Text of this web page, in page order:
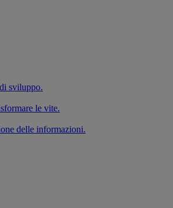
sviluppo.
le vite.
delle informazioni.